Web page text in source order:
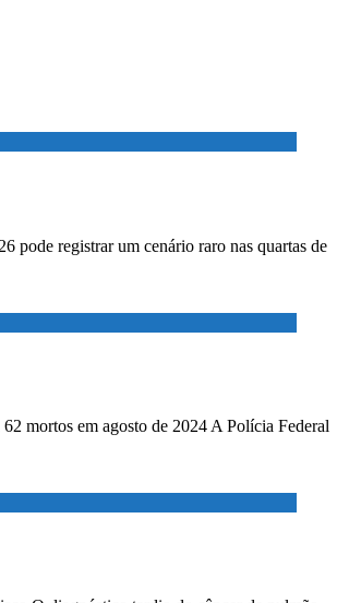
pode registrar um cenário raro nas quartas de
mortos em agosto de 2024 A Polícia Federal